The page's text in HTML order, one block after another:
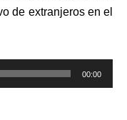
de extranjeros en el
00:00